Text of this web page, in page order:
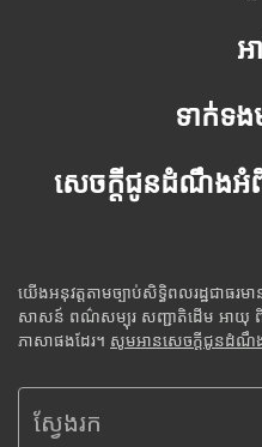
អ
ទាក់ទង
សេចក្តីជូនដំណឹងអំពី
យើងអនុវត្តតាមច្បាប់សិទ្ធិពលរដ្ឋជាធរ
សាសន៍ ពណ៌សម្បុរ សញ្ជាតិដើម អាយុ ពិ
ភាសាផងដែរ។ សូមអានសេចក្តីជូនដំណឹ